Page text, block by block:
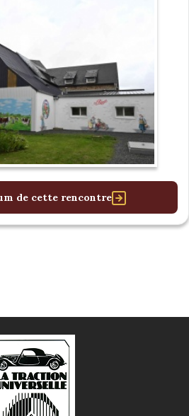
de cette rencontre